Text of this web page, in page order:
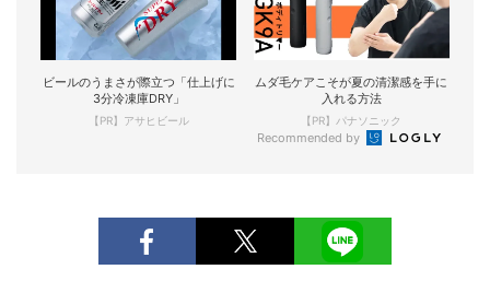
ビールのうまさが際立つ「仕上げに
3分冷凍庫DRY」
【PR】アサヒビール
ムダ毛ケアこそが夏の清潔感を手に
入れる方法
【PR】パナソニック
Recommended by